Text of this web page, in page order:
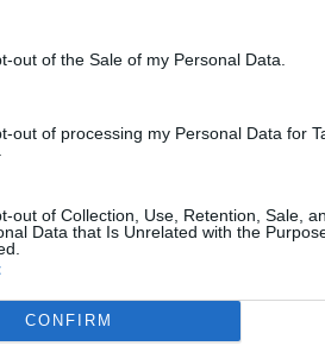
out of the Sale of my Personal Data.
out of processing my Personal Data for
out of Collection, Use, Retention, Sale,
Data that Is Unrelated with the
CONFIRM